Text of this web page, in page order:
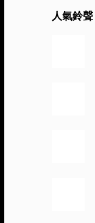
人氣鈴聲